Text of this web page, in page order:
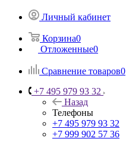
Личный кабинет
Корзина0
Отложенные0
Сравнение товаров0
+7 495 979 93 32
Назад
Телефоны
+7 495 979 93 32
+7 999 902 57 36